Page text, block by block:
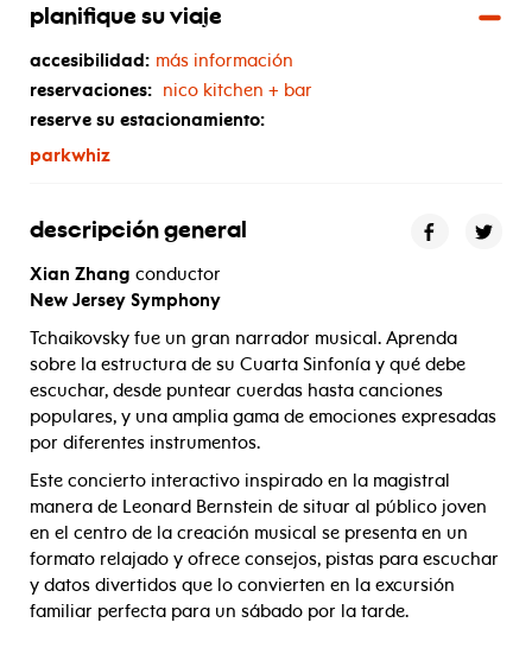
planifique su viaje
accesibilidad: más información
reservaciones: nico kitchen + bar
reserve su estacionamiento:
parkwhiz
descripción general
Xian Zhang conductor
New Jersey Symphony
Tchaikovsky fue un gran narrador musical. Aprenda
sobre la estructura de su Cuarta Sinfonía y qué debe
escuchar, desde puntear cuerdas hasta canciones
populares, y una amplia gama de emociones expresadas
por diferentes instrumentos.
Este concierto interactivo inspirado en la magistral
manera de Leonard Bernstein de situar al público joven
en el centro de la creación musical se presenta en un
formato relajado y ofrece consejos, pistas para escuchar
y datos divertidos que lo convierten en la excursión
familiar perfecta para un sábado por la tarde.